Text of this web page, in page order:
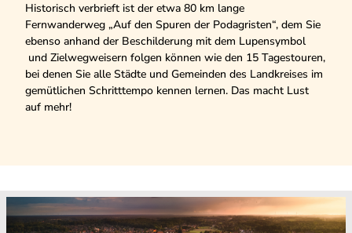
Historisch verbrieft ist der etwa 80 km lange
Fernwanderweg „Auf den Spuren der Podagristen“, dem Sie
ebenso anhand der Beschilderung mit dem Lupensymbol
und Zielwegweisern folgen können wie den 15 Tagestouren,
bei denen Sie alle Städte und Gemeinden des Landkreises im
gemütlichen Schritttempo kennen lernen. Das macht Lust
auf mehr!
D